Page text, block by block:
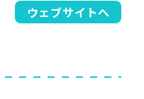
ウェブサイトへ